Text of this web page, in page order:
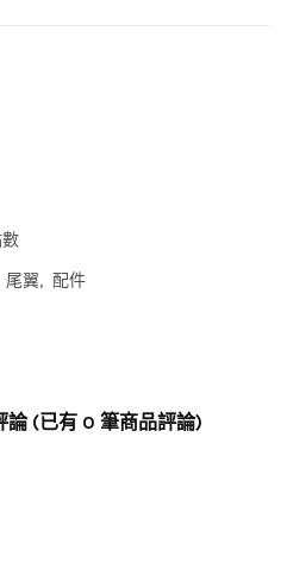
尾翼
配件
論 (已有 0 筆商品評論)